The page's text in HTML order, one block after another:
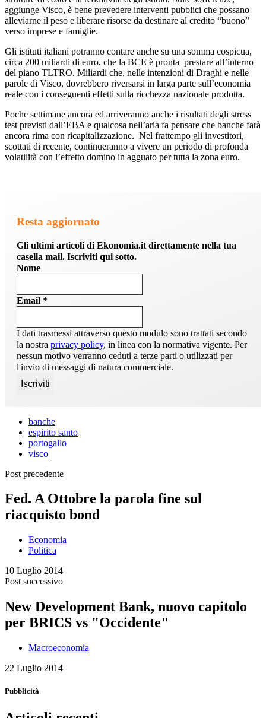
aggiunge Visco, è bene prevedere interventi pubblici che possano
alleviarne il peso e liberare risorse da destinare al credito “buono”
verso imprese e famiglie.
Gli istituti italiani potranno contare anche su una somma cospicua,
circa 200 miliardi di euro, che la BCE è pronta prestare all’interno
del piano TLTRO. Miliardi che, nelle intenzioni di Draghi e nelle
parole di Visco, dovrebbero riversarsi in larga parte sull’economia
reale con i conseguenti effetti sulla ricchezza nazionale prodotta.
Poche settimane ancora ed arriveranno anche i risultati degli stress
test previsti dall’EBA e qualcosa nell’aria fa pensare che banche farà
ancora rima con ricapitalizzazione. Nel frattempo gli investitori,
scottati di recente, continueranno a vivere un periodo di profonda
volatilità con l’effetto domino in agguato per tutta la zona euro.
Resta aggiornato
Gli ultimi articoli di Ekonomia.it direttamente nella tua
casella mail. Iscriviti qui sotto.
Nome
Email *
I dati trasmessi attraverso questo modulo sono trattati secondo
la nostra privacy policy, in linea con la normativa vigente. Per
nessun motivo verranno ceduti a terze parti o utilizzati per
l'invio di messaggi di natura commerciale.
banche
espirito santo
portogallo
visco
Post precedente
Fed. A Ottobre la parola fine sul
riacquisto bond
Economia
Politica
10 Luglio 2014
Post successivo
New Development Bank, nuovo capitolo
per BRICS vs "Occidente"
Macroeconomia
22 Luglio 2014
Pubblicità